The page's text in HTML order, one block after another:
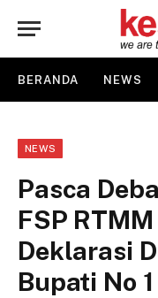
BERANDA NEWS
NEWS
Pasca
FSP
Deklarasi
Bupati No